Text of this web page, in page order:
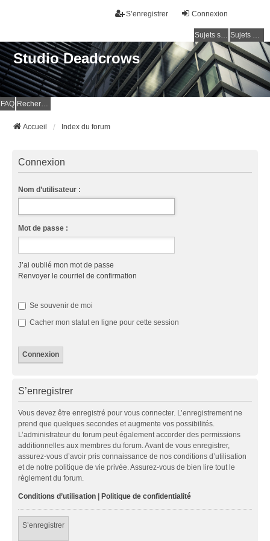
Connexion
S’enregistrer
Sujets sans réponse Sujets actifs
Studio Deadcrows
FAQ Rechercher
Accueil Index du forum
Connexion
Nom d’utilisateur :
Mot de passe :
J’ai oublié mon mot de passe
Renvoyer le courriel de confirmation
Se souvenir de moi
Cacher mon statut en ligne pour cette session
S’enregistrer
Vous devez être enregistré pour vous connecter. L’enregistrement ne
prend que quelques secondes et augmente vos possibilités.
L’administrateur du forum peut également accorder des permissions
additionnelles aux membres du forum. Avant de vous enregistrer,
assurez-vous d’avoir pris connaissance de nos conditions d’utilisation
et de notre politique de vie privée. Assurez-vous de bien lire tout le
règlement du forum.
Conditions d’utilisation | Politique de confidentialité
S’enregistrer